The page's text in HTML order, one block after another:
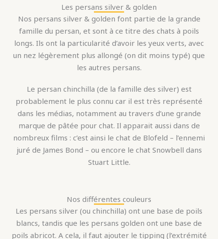
Les persans silver & golden
Nos persans silver & golden font partie de la grande
famille du persan, et sont à ce titre des chats à poils
longs. Ils ont la particularité d’avoir les yeux verts, avec
un nez légèrement plus allongé (on dit moins typé) que
les autres persans.
Le persan chinchilla (de la famille des silver) est
probablement le plus connu car il est très représenté
dans les médias, notamment au travers d’une grande
marque de pâtée pour chat. Il apparait aussi dans de
nombreux films : c’est ainsi le chat de Blofeld – l’ennemi
juré de James Bond – ou encore le chat Snowbell dans
Stuart Little.
Nos différentes couleurs
Les persans silver (ou chinchilla) ont une base de poils
blancs, tandis que les persans golden ont une base de
poils abricot. A cela, il faut ajouter le tipping (l’extrémité